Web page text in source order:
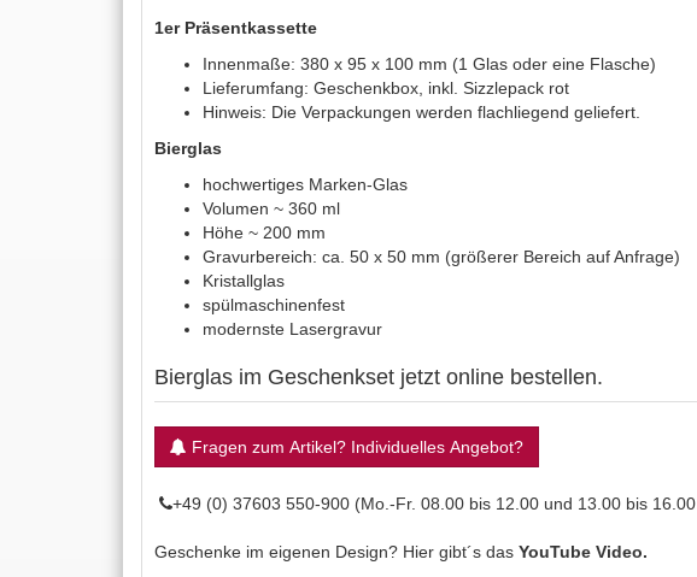
1er Präsentkassette
Innenmaße: 380 x 95 x 100 mm (1 Glas oder eine Flasche)
Lieferumfang: Geschenkbox, inkl. Sizzlepack rot
Hinweis: Die Verpackungen werden flachliegend geliefert.
Bierglas
hochwertiges Marken-Glas
Volumen ~ 360 ml
Höhe ~ 200 mm
Gravurbereich: ca. 50 x 50 mm (größerer Bereich auf Anfrage)
Kristallglas
spülmaschinenfest
modernste Lasergravur
Bierglas im Geschenkset jetzt online bestellen.
Fragen zum Artikel? Individuelles Angebot?
+49 (0) 37603 550-900 (Mo.-Fr. 08.00 bis 12.00 und 13.00 bis
Geschenke im eigenen Design? Hier gibt´s das YouTube Video.